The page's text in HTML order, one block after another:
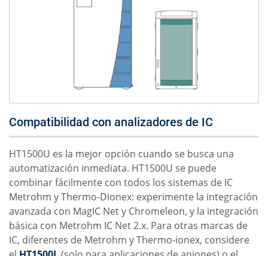
Compatibilidad con analizadores de IC
HT1500U es la mejor opción cuando se busca una
automatización inmediata. HT1500U se puede
combinar fácilmente con todos los sistemas de IC
Metrohm y Thermo-Dionex: experimente la integración
avanzada con MagIC Net y Chromeleon, y la integración
básica con Metrohm IC Net 2.x. Para otras marcas de
IC, diferentes de Metrohm y Thermo-ionex, considere